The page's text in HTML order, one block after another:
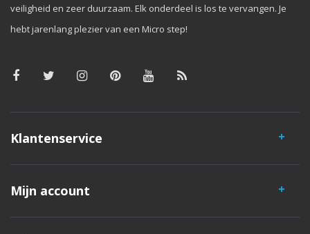
veiligheid en zeer duurzaam. Elk onderdeel is los te vervangen. Je
hebt jarenlang plezier van een Micro step!
Klantenservice
Mijn account